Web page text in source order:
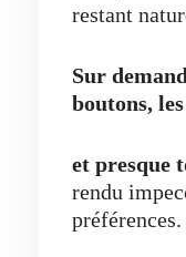
restant
Sur
boutons,
et presque
rendu
préférences.